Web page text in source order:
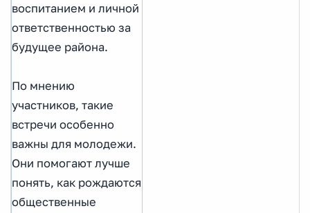
воспитанием и личной
ответственностью за
будущее района.
По мнению
участников, такие
встречи особенно
важны для молодежи.
Они помогают лучше
понять, как рождаются
общественные